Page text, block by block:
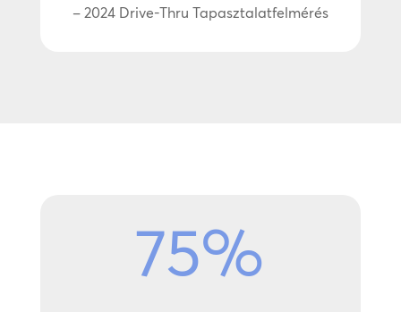
– 2024 Drive-Thru Tapasztalatfelmérés
75%